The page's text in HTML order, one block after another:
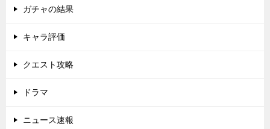
ガチャの結果
キャラ評価
クエスト攻略
ドラマ
ニュース速報